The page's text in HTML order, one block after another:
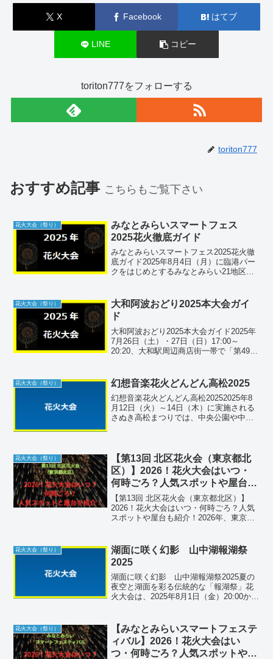
X Facebook はてブ
LINE コピー
toriton777をフォローする
toriton777
おすすめ記事 こちらもご覧下さい
花火大会（祭り）
みなとみらいスマートフェス
2025花火徹底ガイド
みなとみらいスマートフェス2025花火徹
底ガイド2025年8月4日（月）に臨港パー
クをはじめとするみなとみらい21地区で
わせた花火を楽しむための会場情報、ア
ク...
花火大会（祭り）
大和阿波おどり2025本大会ガイ
ド
大和阿波おどり2025本大会ガイド2025年
7月26日（土）・27日（日）17:00～
20:20、大和駅周辺商店街一帯で「第49回
ス・穴場観覧ポイント・周辺情報ととも
に...
花火大会（祭り） 幻想音楽花火どんどん高松2025
幻想音楽花火どんどん高松20252025年8
月12日（火）～14日（木）に実施される
さぬき高松まつりでは、中央公園や中央
ん高...
花火大会（祭り）
【第13回 北区花火会（東京都北
区）】2026！花火大会はいつ・
何時ごろ？人気スポットや屋台も
紹介！
【第13回 北区花火会（東京都北区）】
2026！花火大会はいつ・何時ごろ？人気
スポットや屋台も紹介！2026年、東京都
を舞台に、通称「赤水門」として親しま
れる旧岩淵...
花火大会（祭り）
湖面に咲く幻影 山中湖報湖祭
2025
湖面に咲く幻影 山中湖報湖祭2025夏の
夜空と湖面を彩る伝統的な「報湖祭」花
火大会は、2025年8月1日（金）20:00から
シルエットを背景に、湖面に映る花火
は...
花火大会（祭り）
【みなとみらいスマートフェステ
ィバル】2026！花火大会はい
つ・何時ごろ？人気スポットや屋